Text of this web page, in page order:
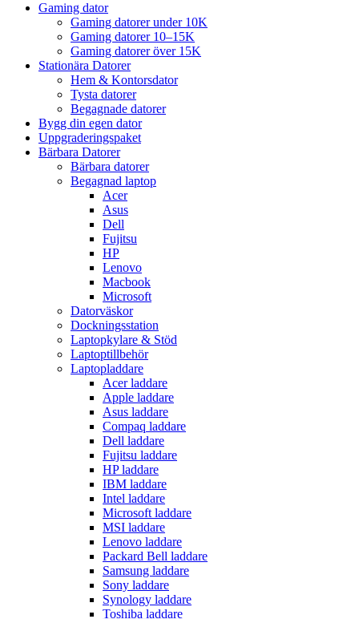
Gaming dator
Gaming datorer under 10K
Gaming datorer 10–15K
Gaming datorer över 15K
Stationära Datorer
Hem & Kontorsdator
Tysta datorer
Begagnade datorer
Bygg din egen dator
Uppgraderingspaket
Bärbara Datorer
Bärbara datorer
Begagnad laptop
Acer
Asus
Dell
Fujitsu
HP
Lenovo
Macbook
Microsoft
Datorväskor
Dockningsstation
Laptopkylare & Stöd
Laptoptillbehör
Laptopladdare
Acer laddare
Apple laddare
Asus laddare
Compaq laddare
Dell laddare
Fujitsu laddare
HP laddare
IBM laddare
Intel laddare
Microsoft laddare
MSI laddare
Lenovo laddare
Packard Bell laddare
Samsung laddare
Sony laddare
Synology laddare
Toshiba laddare